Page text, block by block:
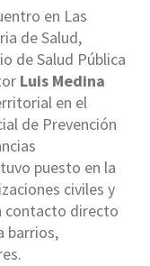
en Las
de Salud,
de Salud Pública
Luis Medina
en el
de Prevención
puesto en la
civiles y
contacto directo
barrios,